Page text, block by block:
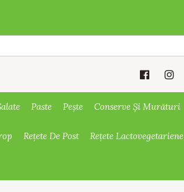
Paste Pește Conserve Și Murături
Rețete De Post Rețete Lactovegetariene